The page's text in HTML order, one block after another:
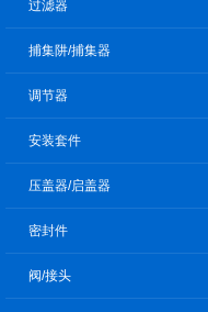
过滤器
捕集阱/捕集器
调节器
安装套件
压盖器/启盖器
密封件
阀/接头